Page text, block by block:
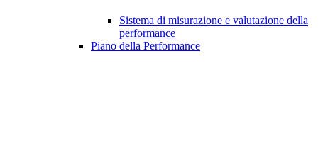
Sistema di misurazione e valutazione della
performance
Piano della Performance